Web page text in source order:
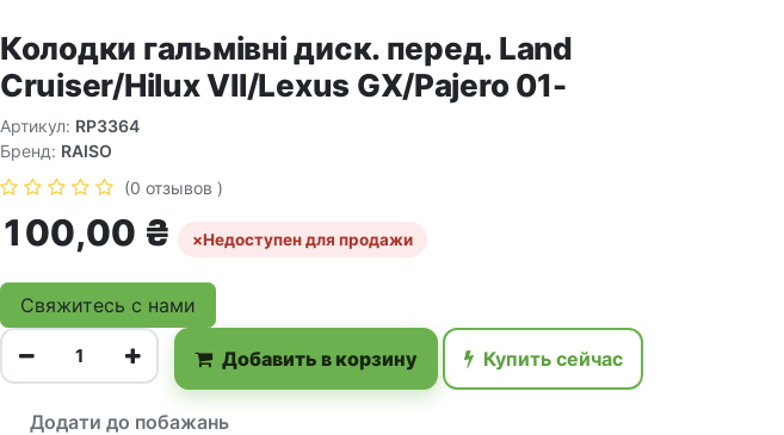
Колодки гальмівні диск. перед. Land
Cruiser/Hilux VII/Lexus GX/Pajero 01-
Артикул: RP3364
Бренд: RAISO
(0 отзывов )
100,00 ₴ ×Недоступен для продажи
Свяжитесь с нами
Добавить в корзину Купить сейчас
Додати до побажань